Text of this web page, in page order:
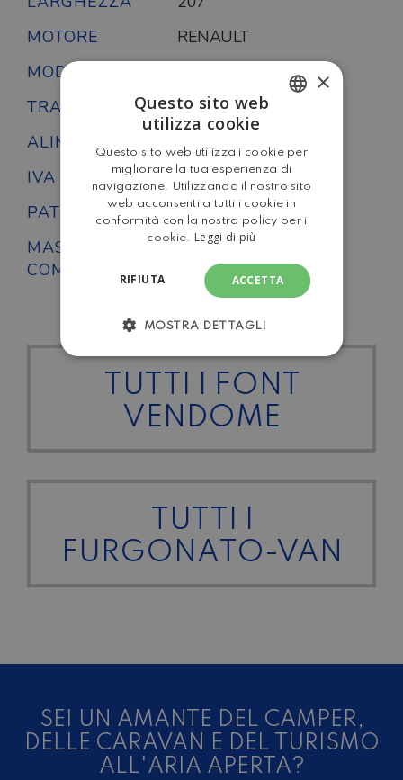
MOTORE
RENAULT
MODELLO
TRAZIONE
Anteriore
ALIMENTAZIONE
Diesel
IVA DETRAIBILE
si
PATENTE
B
MASSA
COMPLESSIVA
3500
TUTTI I FONT
VENDOME
TUTTI I
FURGONATO-VAN
SEI UN AMANTE DEL CAMPER,
DELLE CARAVAN E DEL TURISMO
ALL'ARIA APERTA?
ENGLISH
×
Questo sito web
utilizza cookie
Questo sito web utilizza i cookie per
migliorare la tua esperienza di
navigazione. Utilizzando il nostro sito
web acconsenti a tutti i cookie in
conformità con la nostra policy per i
cookie. Leggi di più
ACCETTA
RIFIUTA
MOSTRA DETTAGLI